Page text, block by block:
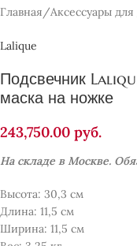
Главная Аксессуары
Lalique
Подсвечник
маска на ножке
243,750.00 руб.
На складе в Москве.
Высота: 30,3 см
Длина: 11,5 см
Ширина: 11,5 см